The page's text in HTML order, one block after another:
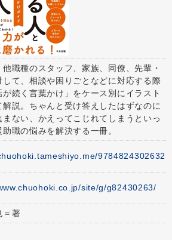
他職種のスタッフ、家族、同僚、先輩・
して、相談や困りごとなどに対応する際
が続く言葉かけ」をケース別にイラスト
解説。ちゃんと受け答えしたはずなのに
まない、かえってこじれてしまうといっ
助職の悩みを解決する一冊。
9784824302632
site/g/g82430263/
＝著